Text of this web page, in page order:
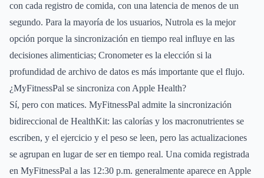
con cada registro de comida, con una latencia de menos de un
segundo. Para la mayoría de los usuarios, Nutrola es la mejor
opción porque la sincronización en tiempo real influye en las
decisiones alimenticias; Cronometer es la elección si la
profundidad de archivo de datos es más importante que el flujo.
¿MyFitnessPal se sincroniza con Apple Health?
Sí, pero con matices. MyFitnessPal admite la sincronización
bidireccional de HealthKit: las calorías y los macronutrientes se
escriben, y el ejercicio y el peso se leen, pero las actualizaciones
se agrupan en lugar de ser en tiempo real. Una comida registrada
en MyFitnessPal a las 12:30 p.m. generalmente aparece en Apple